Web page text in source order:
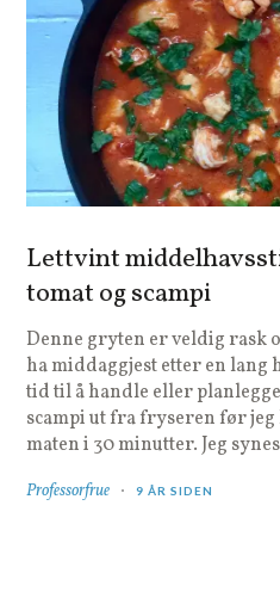
Lettvint
tomat og scampi
Denne gryten er veldig rask
ha middaggjest etter en lang
tid til å handle eller
scampi ut fra fryseren før
maten i 30 minutter. Jeg
Professorfrue 9 ÅR SIDEN